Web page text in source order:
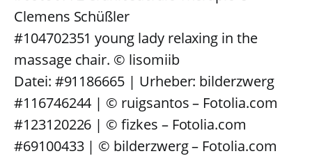
Clemens Schüßler
#104702351 young lady relaxing in the
massage chair. © lisomiib
Datei: #91186665 | Urheber: bilderzwerg
#116746244 | © ruigsantos – Fotolia.com
#123120226 | © fizkes – Fotolia.com
#69100433 | © bilderzwerg – Fotolia.com